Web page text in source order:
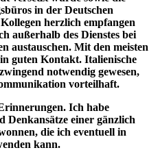
in der Deutschen
herzlich empfangen
außerhalb des Dienstes bei
austauschen. Mit den meisten
guten Kontakt. Italienische
notwendig gewesen,
vorteilhaft.
Ich habe
Denkansätze einer gänzlich
die ich eventuell in
kann.